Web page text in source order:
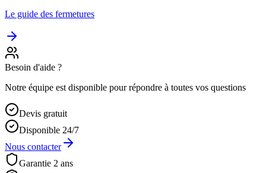
Le guide des fermetures
Besoin d'aide ?
Notre équipe est disponible pour répondre à toutes vos questions
Devis gratuit
Disponible 24/7
Nous contacter
Garantie 2 ans